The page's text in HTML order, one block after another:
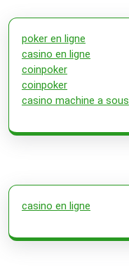
poker en ligne
casino en ligne
coinpoker
coinpoker
casino machine a sous
casino en ligne